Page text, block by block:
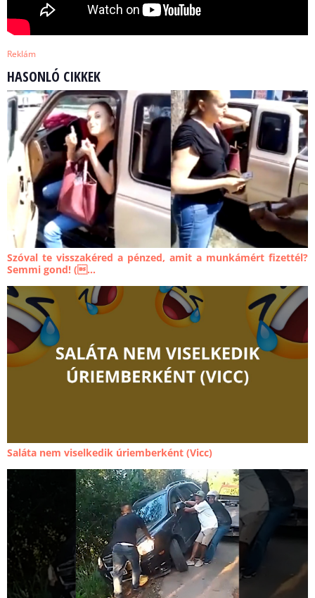
Reklám
HASONLÓ CIKKEK
Szóval te visszakéred a pénzed, amit a munkámért fizettél?
Semmi gond! (...
Saláta nem viselkedik úriemberként (Vicc)